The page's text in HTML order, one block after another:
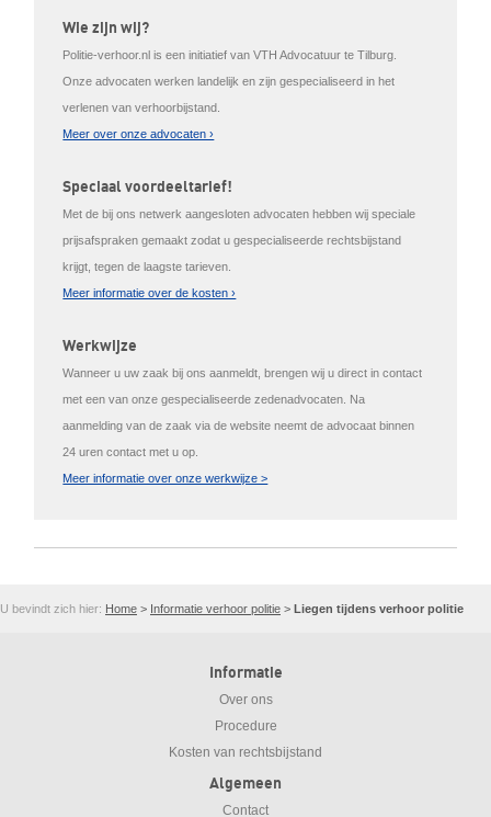
Wie zijn wij?
Politie-verhoor.nl is een initiatief van VTH Advocatuur te Tilburg.
Onze advocaten werken landelijk en zijn gespecialiseerd in het
verlenen van verhoorbijstand.
Meer over onze advocaten ›
Speciaal voordeeltarief!
Met de bij ons netwerk aangesloten advocaten hebben wij speciale
prijsafspraken gemaakt zodat u gespecialiseerde rechtsbijstand
krijgt, tegen de laagste tarieven.
Meer informatie over de kosten ›
Werkwijze
Wanneer u uw zaak bij ons aanmeldt, brengen wij u direct in contact
met een van onze gespecialiseerde zedenadvocaten. Na
aanmelding van de zaak via de website neemt de advocaat binnen
24 uren contact met u op.
Meer informatie over onze werkwijze >
U bevindt zich hier: Home > Informatie verhoor politie > Liegen tijdens verhoor politie
Informatie
Over ons
Procedure
Kosten van rechtsbijstand
Algemeen
Contact